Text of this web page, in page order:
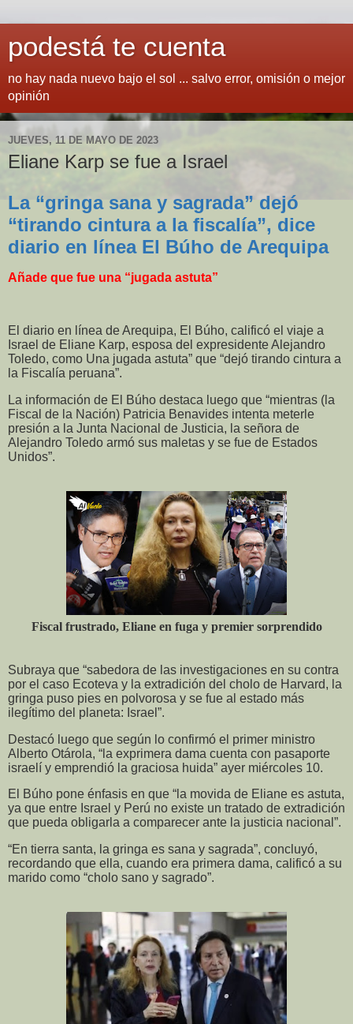
podestá te cuenta
no hay nada nuevo bajo el sol ... salvo error, omisión o mejor
opinión
JUEVES, 11 DE MAYO DE 2023
Eliane Karp se fue a Israel
La “gringa sana y sagrada” dejó
“tirando cintura a la fiscalía”, dice
diario en línea El Búho de Arequipa
Añade que fue una “jugada astuta”
El diario en línea de Arequipa, El Búho, calificó el viaje a
Israel de Eliane Karp, esposa del expresidente Alejandro
Toledo, como Una jugada astuta” que “dejó tirando cintura a
la Fiscalía peruana”.
La información de El Búho destaca luego que “mientras (la
Fiscal de la Nación) Patricia Benavides intenta meterle
presión a la Junta Nacional de Justicia, la señora de
Alejandro Toledo armó sus maletas y se fue de Estados
Unidos”.
Fiscal frustrado, Eliane en fuga y premier sorprendido
Subraya que “sabedora de las investigaciones en su contra
por el caso Ecoteva y la extradición del cholo de Harvard, la
gringa puso pies en polvorosa y se fue al estado más
ilegítimo del planeta: Israel”.
Destacó luego que según lo confirmó el primer ministro
Alberto Otárola, “la exprimera dama cuenta con pasaporte
israelí y emprendió la graciosa huida” ayer miércoles 10.
El Búho pone énfasis en que “la movida de Eliane es astuta,
ya que entre Israel y Perú no existe un tratado de extradición
que pueda obligarla a comparecer ante la justicia nacional”.
“En tierra santa, la gringa es sana y sagrada”, concluyó,
recordando que ella, cuando era primera dama, calificó a su
marido como “cholo sano y sagrado”.